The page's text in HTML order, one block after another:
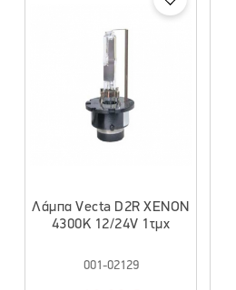
Λάμπα Vecta D2R XENON
4300K 12/24V 1τμχ
001-02129